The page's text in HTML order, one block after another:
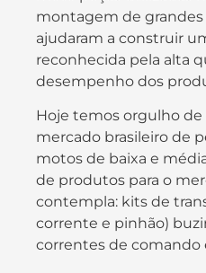
montagem de
ajudaram a construir
reconhecida pela alta
desempenho dos
Hoje temos orgulho de
mercado brasileiro de
motos de baixa e
de produtos para o
contempla: kits de
corrente e pinhão)
correntes de comando